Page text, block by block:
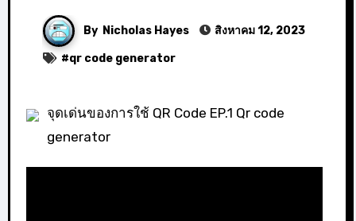
By Nicholas Hayes สิงหาคม 12, 2023
#qr code generator
จุดเด่นของการใช้ QR Code EP.1 Qr code
generator